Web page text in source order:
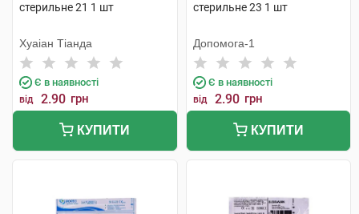
стерильне 21 1 шт
Хуаіан Тіанда
Є в наявності
від 2.90 грн
КУПИТИ
стерильне 23 1 шт
Допомога-1
Є в наявності
від 2.90 грн
КУПИТИ